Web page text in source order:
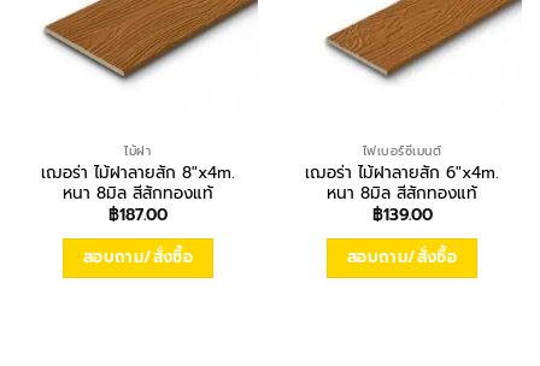
ไม้ฝา
เฌอร่า ไม้ฝาลายสัก 8″x4m.
หนา 8มิล สีสักทองแท้
฿187.00
สอบถาม/สั่งซื้อ
ไฟเบอร์ซีเมนต์
เฌอร่า ไม้ฝาลายสัก 6″x4m.
หนา 8มิล สีสักทองแท้
฿139.00
สอบถาม/สั่งซื้อ